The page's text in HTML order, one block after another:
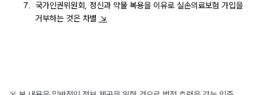
국가인권위원회, 정신과 약물 복용을 이유로 실손의료보험 가입을
거부하는 것은 차별 ↘